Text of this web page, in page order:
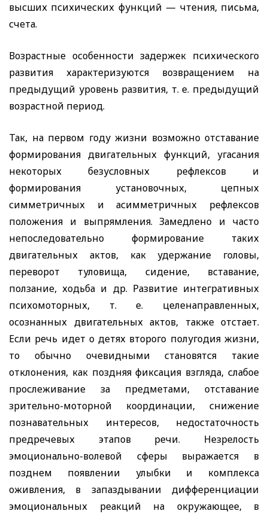
высших психических функций — чтения, письма,
счета.
Возрастные особенности задержек психического
развития характеризуются возвращением на
предыдущий уровень развития, т. е. предыдущий
возрастной период.
Так, на первом году жизни возможно отставание
формирования двигательных функций, угасания
некоторых безусловных рефлексов и
формирования установочных, цепных
симметричных и асимметричных рефлексов
положения и выпрямления. Замедлено и часто
непоследовательно формирование таких
двигательных актов, как удержание головы,
переворот туловища, сидение, вставание,
ползание, ходьба и др. Развитие интегративных
психомоторных, т. е. целенаправленных,
осознанных двигательных актов, также отстает.
Если речь идет о детях второго полугодия жизни,
то обычно очевидными становятся такие
отклонения, как поздняя фиксация взгляда, слабое
прослеживание за предметами, отставание
зрительно-моторной координации, снижение
познавательных интересов, недостаточность
предречевых этапов речи. Незрелость
эмоционально-волевой сферы выражается в
позднем появлении улыбки и комплекса
оживления, в запаздывании дифференциации
эмоциональных реакций на окружающее, в